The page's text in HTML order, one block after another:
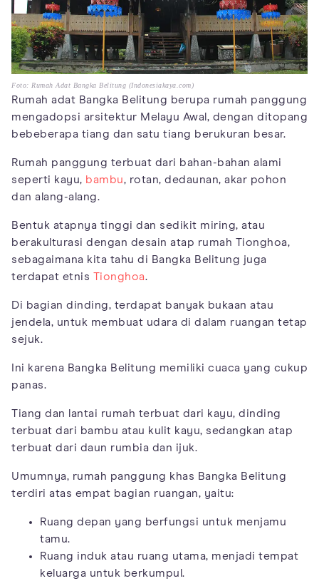
Foto: Rumah Adat Bangka Belitung (Indonesiakaya.com)
Rumah adat Bangka Belitung berupa rumah panggung
mengadopsi arsitektur Melayu Awal, dengan ditopang
bebeberapa tiang dan satu tiang berukuran besar.
Rumah panggung terbuat dari bahan-bahan alami
seperti kayu, bambu, rotan, dedaunan, akar pohon
dan alang-alang.
Bentuk atapnya tinggi dan sedikit miring, atau
berakulturasi dengan desain atap rumah Tionghoa,
sebagaimana kita tahu di Bangka Belitung juga
terdapat etnis Tionghoa.
Di bagian dinding, terdapat banyak bukaan atau
jendela, untuk membuat udara di dalam ruangan tetap
sejuk.
Ini karena Bangka Belitung memiliki cuaca yang cukup
panas.
Tiang dan lantai rumah terbuat dari kayu, dinding
terbuat dari bambu atau kulit kayu, sedangkan atap
terbuat dari daun rumbia dan ijuk.
Umumnya, rumah panggung khas Bangka Belitung
terdiri atas empat bagian ruangan, yaitu:
Ruang depan yang berfungsi untuk menjamu
tamu.
Ruang induk atau ruang utama, menjadi tempat
keluarga untuk berkumpul.